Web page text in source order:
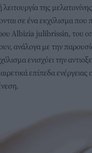
λειτουργία της
σε ένα εκχύλισμα που
Albizia julibrissin, του
ανάλογα με την
ενισχύει την
επίπεδα